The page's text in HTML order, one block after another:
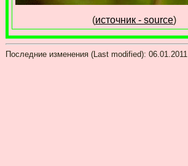
(источник - source)
Последние изменения (Last modified): 06.01.2011